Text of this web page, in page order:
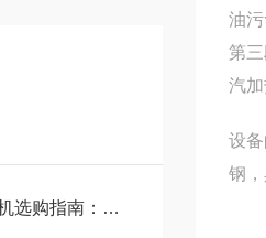
数与避坑要点全解析
油
第
汽
设
钢